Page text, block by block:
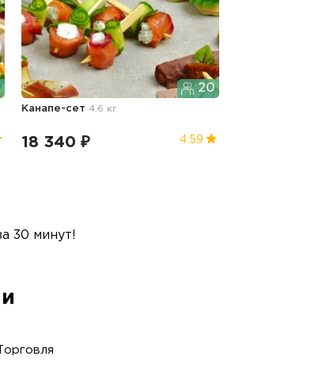
20
Канапе-сет4.6 кг
18 340 ₽ 4.59
30 минут!
Торговля